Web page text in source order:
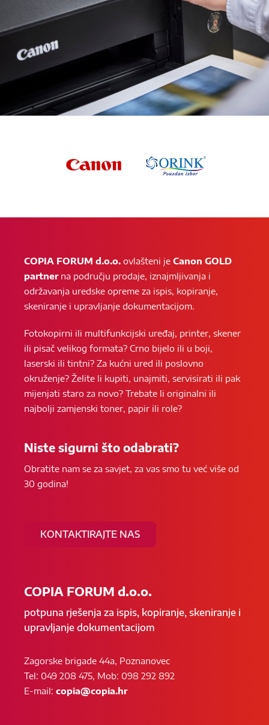
COPIA FORUM d.o.o. ovlašteni je Canon GOLD
partnerna području prodaje, iznajmljivanja i
održavanja uredske opreme za ispis, kopiranje,
skeniranje i upravljanje dokumentacijom.
Fotokopirni ili multifunkcijski uređaj, printer, skener
ili pisač velikog formata? Crno bijelo ili u boji,
laserski ili tintni? Za kućni ured ili poslovno
okruženje? Želite li kupiti, unajmiti, servisirati ili pak
mijenjati staro za novo? Trebate li originalni ili
najbolji zamjenski toner, papir ili role?
Niste sigurni što odabrati?
Obratite nam se za savjet, za vas smo tu već više od
30 godina!
KONTAKTIRAJTE NAS
COPIA FORUM d.o.o.
potpuna rješenja za ispis, kopiranje, skeniranje i
upravljanje dokumentacijom
Zagorske brigade 44a, Poznanovec
Tel: 049 208 475, Mob: 098 292 892
E-mail: copia@copia.hr